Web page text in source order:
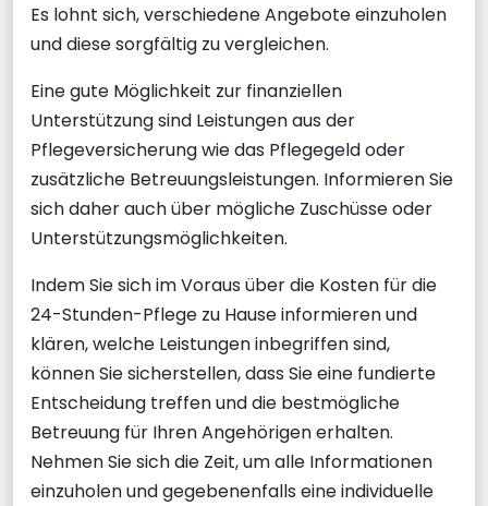
Es lohnt sich, verschiedene Angebote einzuholen
und diese sorgfältig zu vergleichen.
Eine gute Möglichkeit zur finanziellen
Unterstützung sind Leistungen aus der
Pflegeversicherung wie das Pflegegeld oder
zusätzliche Betreuungsleistungen. Informieren Sie
sich daher auch über mögliche Zuschüsse oder
Unterstützungsmöglichkeiten.
Indem Sie sich im Voraus über die Kosten für die
24-Stunden-Pflege zu Hause informieren und
klären, welche Leistungen inbegriffen sind,
können Sie sicherstellen, dass Sie eine fundierte
Entscheidung treffen und die bestmögliche
Betreuung für Ihren Angehörigen erhalten.
Nehmen Sie sich die Zeit, um alle Informationen
einzuholen und gegebenenfalls eine individuelle